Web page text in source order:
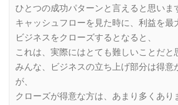
ひとつの成功パターンと言えると思いま
キャッシュフローを見た時に、利益を最
ビジネスをクローズするとなると、
これは、実際にはとても難しいことだと
みんな、ビジネスの立ち上げ部分は得意
が、
クローズが得意な方は、あまり多くあり